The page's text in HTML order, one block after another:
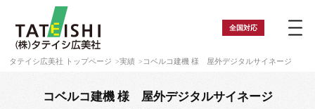
全国対応
タテイシ広美社 トップページ 実績 コベルコ建機 様 屋外デジタルサイネージ
コベルコ建機 様 屋外デジタルサイネージ